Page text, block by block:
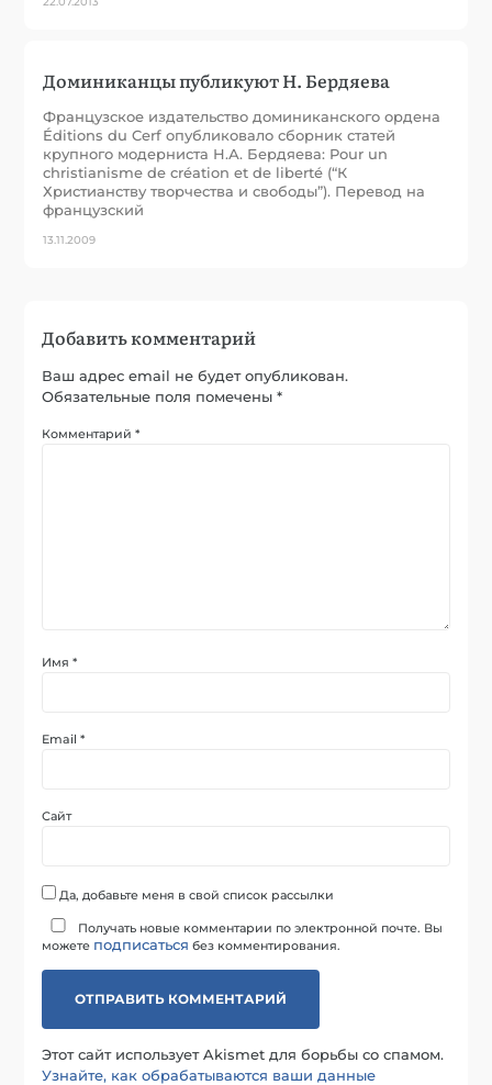
Доминиканцы публикуют Н. Бердяева
Французское издательство доминиканского ордена
Éditions du Cerf опубликовало сборник статей
крупного модерниста Н.А. Бердяева: Pour un
christianisme de création et de liberté (“К
Христианству творчества и свободы”). Перевод на
французский
13.11.2009
Добавить комментарий
Ваш адрес email не будет опубликован.
Обязательные поля помечены*
Комментарий*
Имя*
Email*
Сайт
Да, добавьте меня в свой список рассылки
Получать новые комментарии по электронной почте. Вы
можете подписаться без комментирования.
Этот сайт использует Akismet для борьбы со спамом.
Узнайте, как обрабатываются ваши данные